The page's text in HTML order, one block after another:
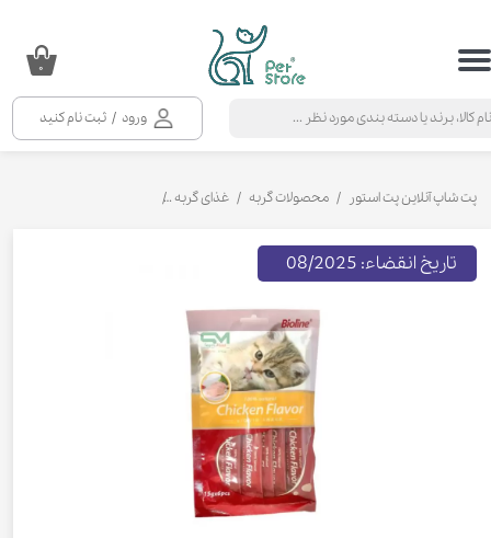
ورود / ثبت نام کنید
حساب کاربری من
خروج از حساب کاربری
۰
پت شاپ آنلاین پت استور محصولات گربه غذای گربه
تاریخ انقضاء: 08/2025